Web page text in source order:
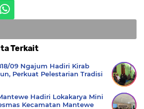
Terkait
09 Ngajum Hadiri Kirab
Perkuat Pelestarian Tradisi
Hadiri Lokakarya Mini
Kecamatan Mantewe